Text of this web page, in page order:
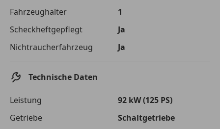
Fahrzeughalter
1
Scheckheftgepflegt
Ja
Nichtraucherfahrzeug
Ja
Technische Daten
Leistung
92 kW (125 PS)
Getriebe
Schaltgetriebe